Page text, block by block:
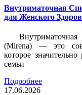
Внутриматочная
для Женского
(Mirena) — это
которое
семьи
Подробнее
17.06.2026